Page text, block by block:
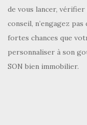
de vous lancer,
conseil, n’engagez
fortes chances que
personnaliser à son
SON bien immobilier.